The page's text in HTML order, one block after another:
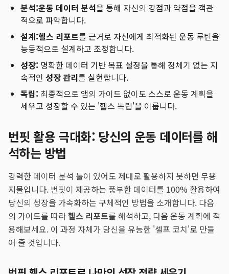
분석:운동 데이터 분석을 통해 자신의 강점과 약점을 객관
적으로 파악합니다.
설계:헬스 리포트를 근거로 자신에게 최적화된 운동 루틴을
능동적으로 설계하고 조정합니다.
성장: 명확한 데이터 기반 목표 설정을 통해 정체기 없는 지
속적인 성장 관리를 실현합니다.
독립: 최종적으로 앱의 가이드 없이도 스스로 운동 계획을
세우고 성장할 수 있는 '헬스 독립'을 이룹니다.
번핏 활용 극대화: 당신의 운동 데이터를 해
석하는 방법
강력한 데이터 분석 툴이 있어도 제대로 활용하지 못하면 무용
지물입니다. 번핏이 제공하는 풍부한 데이터를 100% 활용하여
당신의 성장을 가속화하는 구체적인 방법을 소개합니다. 다음
의 가이드를 따라헬스 리포트를 해석하고, 다음 운동 계획에 적
용해보세요. 이 과정 자체가 당신을 유능한 '셀프 코치'로 만들
어 줄 것입니다.